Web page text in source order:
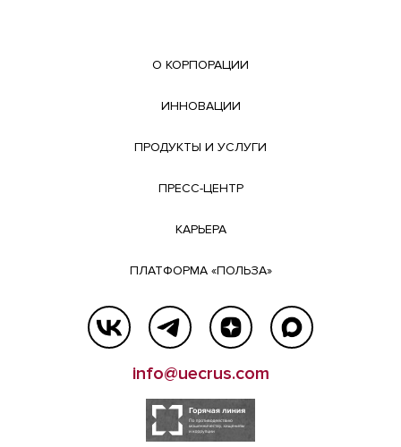
О КОРПОРАЦИИ
ИННОВАЦИИ
ПРОДУКТЫ И УСЛУГИ
ПРЕСС-ЦЕНТР
КАРЬЕРА
ПЛАТФОРМА «ПОЛЬЗА»
info@uecrus.com